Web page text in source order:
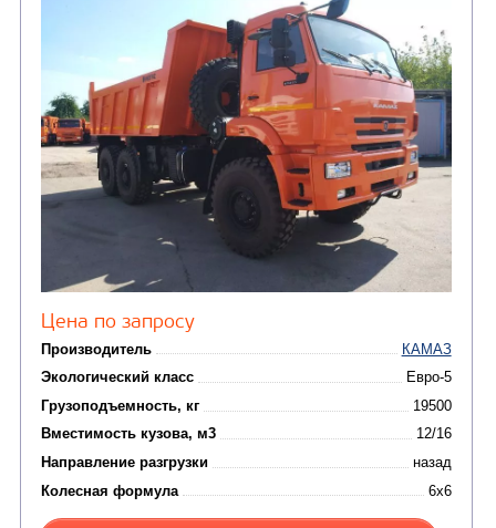
Производитель
Экологический класс
Грузоподъемность, кг
Вместимость кузова, м3
Направление разгрузки
Колесная формула
Заказать
Кредит/Лизинг
САМОСВАЛ КАМАЗ-6520